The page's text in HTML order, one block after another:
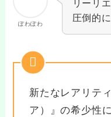
ぽわぽわ
圧倒的
新たなレアリテ
ア）』の希少性